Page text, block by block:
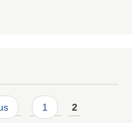
1 2